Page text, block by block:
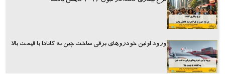
ورود اولین خودروهای برقی ساخت چین به کانادا با قیمت بالا